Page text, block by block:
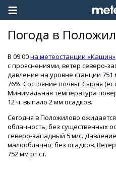
Погода в
В 09:00на метеостанции «Кашин»
с прояснениями, ветер северо-
давление на уровне станции 751
76%. Состояние почвы: Сырая
Минимальная температура
12 ч. выпало 2 мм осадков.
Сегодня в Положилово
облачность, без существенных
северо-западный 5 м/с. Давление
малооблачно, без осадков.
752 мм рт.ст.